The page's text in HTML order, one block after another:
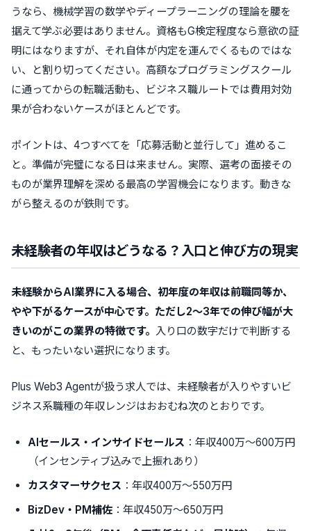
うなら、機械学習の数学やディープラーニングの理論を腰を
据えて学ぶ必要はありません。資格もG検定程度なら意欲の証
明にはなりますが、それ自体が内定を運んでくるものではな
い、と割り切ってください。高額なプログラミングスクール
に通ってからの転職活動も、ビジネス職ルートでは費用対効
果が合わないケースがほとんどです。
ポイントは、4つすべてを「応募活動と並行して」進めるこ
と。準備が完璧になる日は来ません。実際、選考の面接その
ものが業界理解を深める最高の学習機会になります。動きな
がら整えるのが鉄則です。
未経験者の年収はどうなる？入口と伸び方の現実
未経験からAI業界に入る場合、初年度の年収は前職同等か、
やや下がるケースが中心です。ただし2〜3年での伸び幅が大
きいのがこの業界の特徴です。 入り口の数字だけで判断する
と、もったいない選択になります。
Plus Web3 Agentが扱う求人では、未経験者が入りやすいビ
ジネス系職種の年収レンジはおおむね次のとおりです。
AIセールス・インサイドセールス ：年収400万〜600万円
（インセンティブ込みで上振れあり）
カスタマーサクセス ：年収400万〜550万円
BizDev・PM補佐 ：年収450万〜650万円